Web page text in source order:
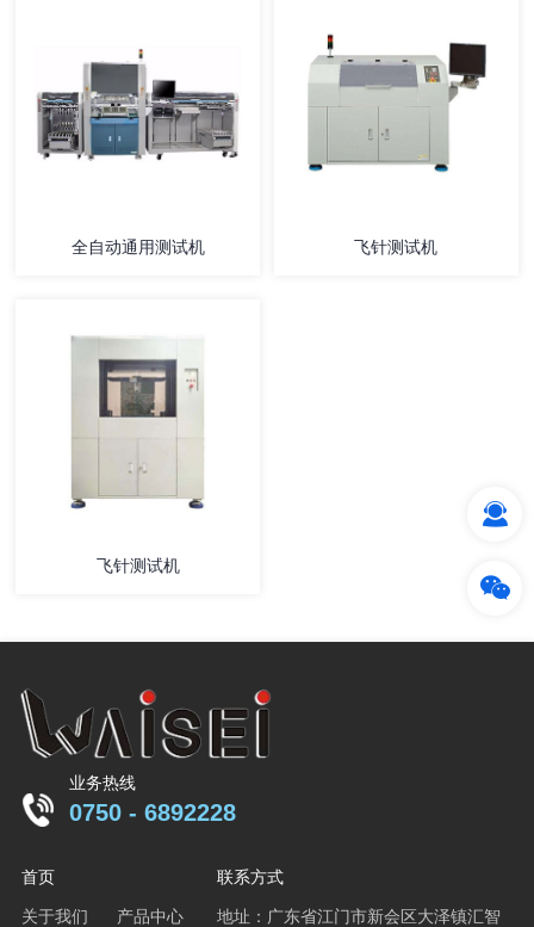
全自动通用测试机 飞针测试机
飞针测试机
业务热线
0750 - 6892228
首页
关于我们 产品中心
联系方式
地址：广东省江门市新会区大泽镇汇智